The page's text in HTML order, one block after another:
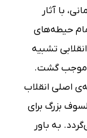
با آثار
حیطه‌های
تشبیه
موجب گشت.
اصلی انقلاب
بزرگ برای
به باور